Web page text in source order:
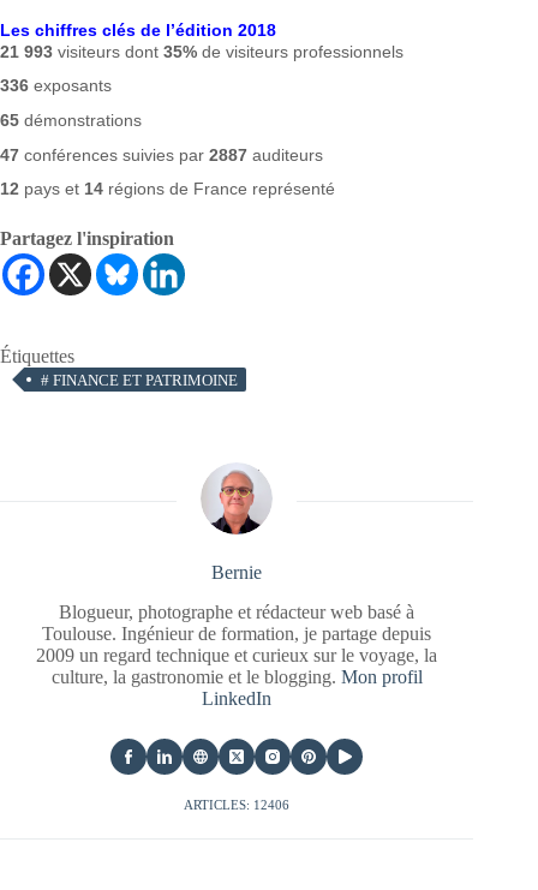
Les chiffres clés de l’édition 2018
21 993 visiteurs dont 35% de visiteurs professionnels
336 exposants
65 démonstrations
47 conférences suivies par 2887 auditeurs
12 pays et 14 régions de France représenté
Partagez l'inspiration
Étiquettes
# FINANCE ET PATRIMOINE
Bernie
Blogueur, photographe et rédacteur web basé à
Toulouse. Ingénieur de formation, je partage depuis
2009 un regard technique et curieux sur le voyage, la
culture, la gastronomie et le blogging. Mon profil
LinkedIn
ARTICLES: 12406